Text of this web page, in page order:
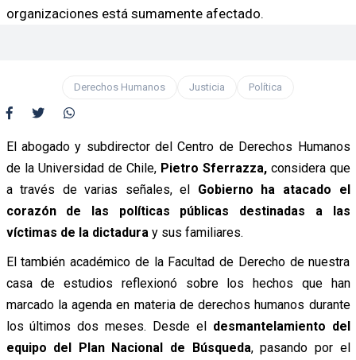
organizaciones está sumamente afectado.
Derechos Humanos Justicia Política
El abogado y subdirector del Centro de Derechos Humanos
de la Universidad de Chile, Pietro Sferrazza,considera que
a través de varias señales, el Gobierno ha atacado el
corazón de las políticas públicas destinadas a las
víctimas de la dictadura y sus familiares.
El también académico de la Facultad de Derecho de nuestra
casa de estudios reflexionó sobre los hechos que han
marcado la agenda en materia de derechos humanos durante
los últimos dos meses. Desde el desmantelamiento del
equipo del Plan Nacional de Búsqueda, pasando por el